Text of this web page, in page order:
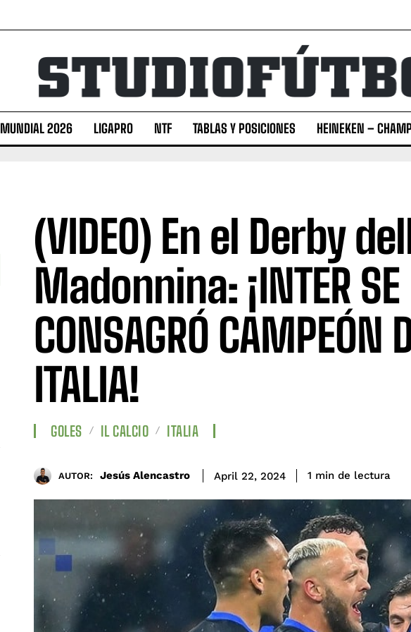
MUNDIAL 2026 LIGAPRO NTF TABLAS Y POSICIONES HEINEKEN –
(VIDEO) En el Derby
Madonnina: ¡INTER SE
CONSAGRÓ CAMPEÓN
ITALIA!
GOLES IL CALCIO ITALIA
AUTOR: Jesús Alencastro April 22, 2024 1 min de lectura